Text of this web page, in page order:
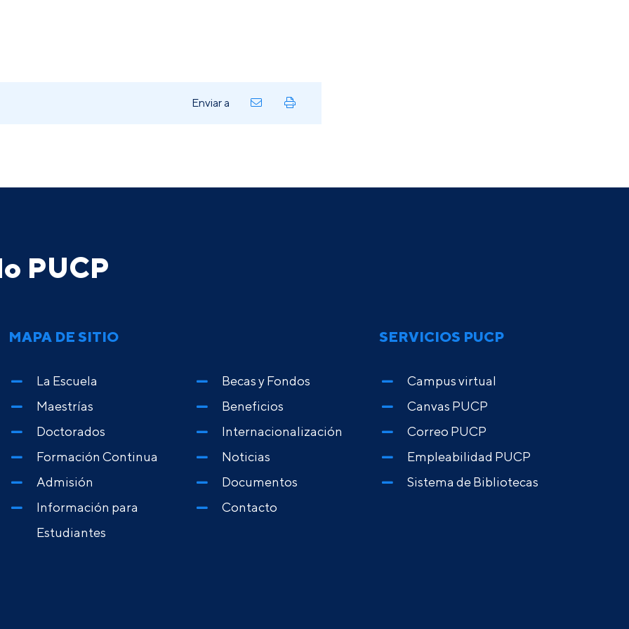
Enviar a
PUCP
MAPA DE SITIO
La Escuela
Maestrías
Doctorados
Formación Continua
Admisión
Información para
Estudiantes
Becas y Fondos
Beneficios
Internacionalización
Noticias
Documentos
Contacto
SERVICIOS PUCP
Campus virtual
Canvas PUCP
Correo PUCP
Empleabilidad PUCP
Sistema de Bibliotecas